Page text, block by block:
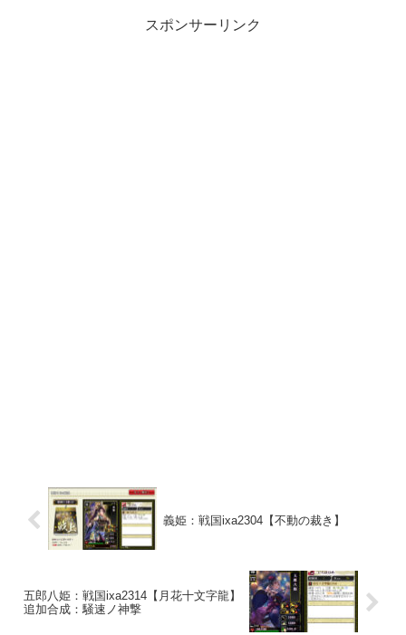
スポンサーリンク
義姫：戦国ixa2304【不動の裁き】
五郎八姫：戦国ixa2314【月花十文字龍】
追加合成：騒速ノ神撃